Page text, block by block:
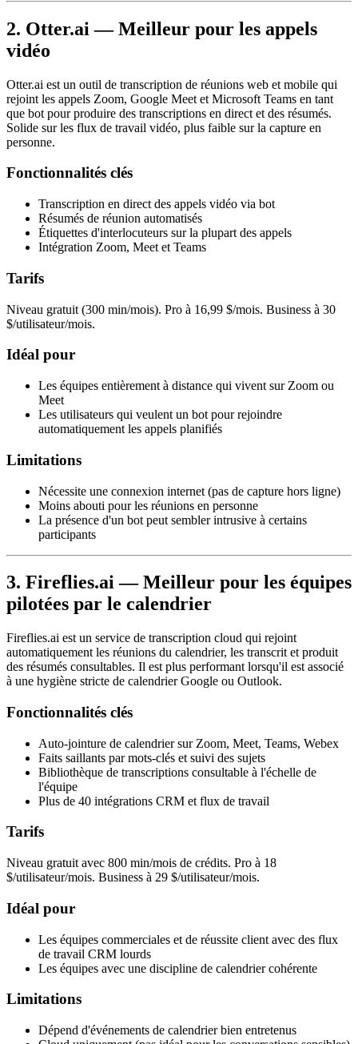
2. Otter.ai — Meilleur pour les appels
vidéo
Otter.ai est un outil de transcription de réunions web et mobile qui
rejoint les appels Zoom, Google Meet et Microsoft Teams en tant
que bot pour produire des transcriptions en direct et des résumés.
Solide sur les flux de travail vidéo, plus faible sur la capture en
personne.
Fonctionnalités clés
Transcription en direct des appels vidéo via bot
Résumés de réunion automatisés
Étiquettes d'interlocuteurs sur la plupart des appels
Intégration Zoom, Meet et Teams
Tarifs
Niveau gratuit (300 min/mois). Pro à 16,99 $/mois. Business à 30
$/utilisateur/mois.
Idéal pour
Les équipes entièrement à distance qui vivent sur Zoom ou
Meet
Les utilisateurs qui veulent un bot pour rejoindre
automatiquement les appels planifiés
Limitations
Nécessite une connexion internet (pas de capture hors ligne)
Moins abouti pour les réunions en personne
La présence d'un bot peut sembler intrusive à certains
participants
3. Fireflies.ai — Meilleur pour les équipes
pilotées par le calendrier
Fireflies.ai est un service de transcription cloud qui rejoint
automatiquement les réunions du calendrier, les transcrit et produit
des résumés consultables. Il est plus performant lorsqu'il est associé
à une hygiène stricte de calendrier Google ou Outlook.
Fonctionnalités clés
Auto-jointure de calendrier sur Zoom, Meet, Teams, Webex
Faits saillants par mots-clés et suivi des sujets
Bibliothèque de transcriptions consultable à l'échelle de
l'équipe
Plus de 40 intégrations CRM et flux de travail
Tarifs
Niveau gratuit avec 800 min/mois de crédits. Pro à 18
$/utilisateur/mois. Business à 29 $/utilisateur/mois.
Idéal pour
Les équipes commerciales et de réussite client avec des flux
de travail CRM lourds
Les équipes avec une discipline de calendrier cohérente
Limitations
Dépend d'événements de calendrier bien entretenus